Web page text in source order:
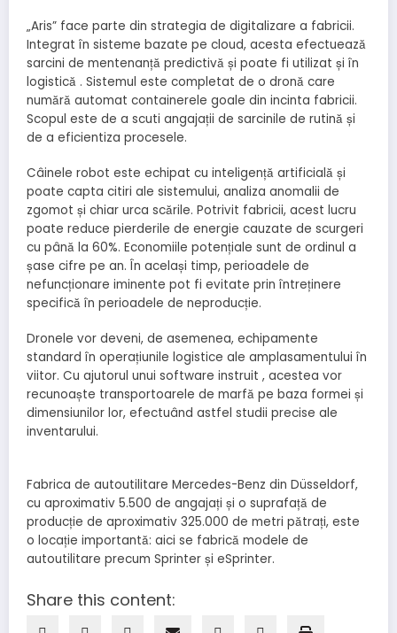
„Aris” face parte din strategia de digitalizare a fabricii.
Integrat în sisteme bazate pe cloud, acesta efectuează
sarcini de mentenanță predictivă și poate fi utilizat și în
logistică . Sistemul este completat de o dronă care
numără automat containerele goale din incinta fabricii.
Scopul este de a scuti angajații de sarcinile de rutină și
de a eficientiza procesele.
Câinele robot este echipat cu inteligență artificială și
poate capta citiri ale sistemului, analiza anomalii de
zgomot și chiar urca scările. Potrivit fabricii, acest lucru
poate reduce pierderile de energie cauzate de scurgeri
cu până la 60%. Economiile potențiale sunt de ordinul a
șase cifre pe an. În același timp, perioadele de
nefuncționare iminente pot fi evitate prin întreținere
specifică în perioadele de neproducție.
Dronele vor deveni, de asemenea, echipamente
standard în operațiunile logistice ale amplasamentului în
viitor. Cu ajutorul unui software instruit , acestea vor
recunoaște transportoarele de marfă pe baza formei și
dimensiunilor lor, efectuând astfel studii precise ale
inventarului.
Fabrica de autoutilitare Mercedes-Benz din Düsseldorf,
cu aproximativ 5.500 de angajați și o suprafață de
producție de aproximativ 325.000 de metri pătrați, este
o locație importantă: aici se fabrică modele de
autoutilitare precum Sprinter și eSprinter.
Share this content: